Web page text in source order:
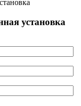
установка